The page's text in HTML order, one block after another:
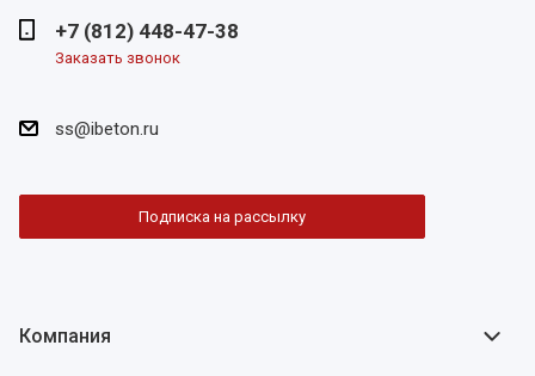
+7 (812) 448-47-38
Заказать звонок
ss@ibeton.ru
Подписка на рассылку
Компания